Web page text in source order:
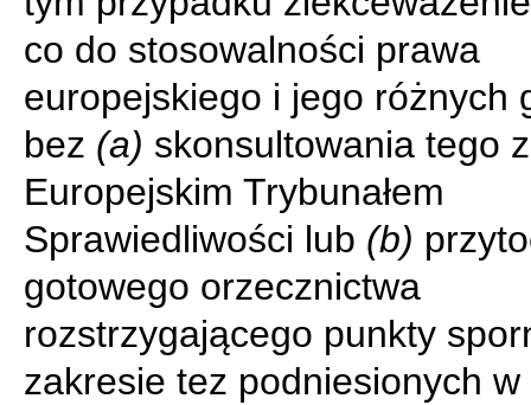
co do stosowalności prawa
europejskiego i jego różnych
bez (a) skonsultowania tego z
Europejskim Trybunałem
Sprawiedliwości lub (b)
gotowego orzecznictwa
rozstrzygającego punkty
zakresie tez podniesionych w